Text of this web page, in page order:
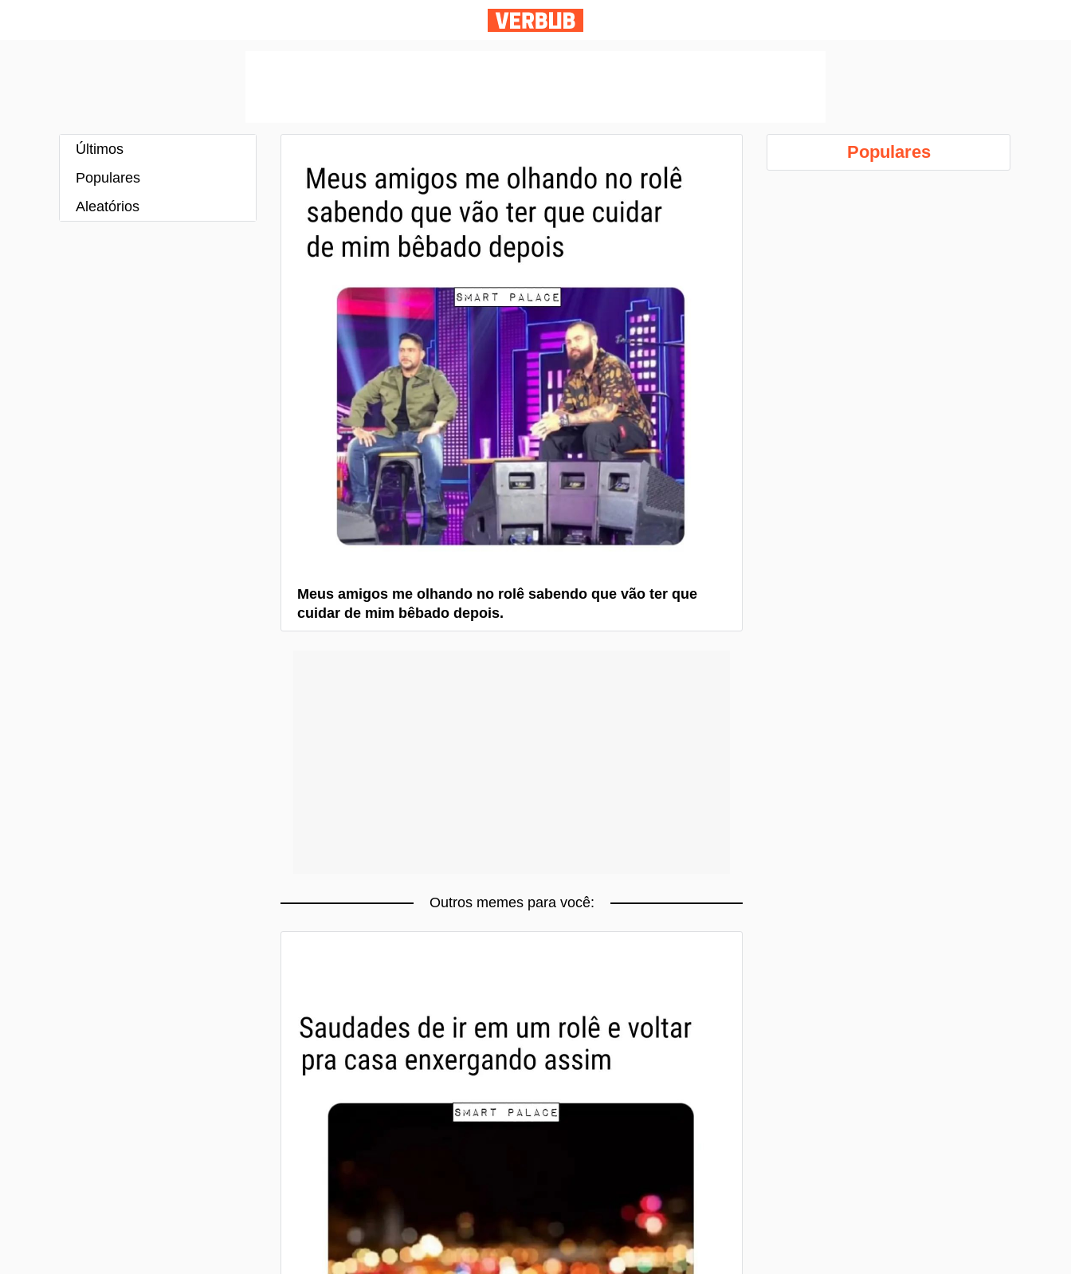
Últimos
Populares
Aleatórios
Meus amigos me olhando no rolê sabendo que vão ter que
cuidar de mim bêbado depois.
Outros memes para você:
Populares